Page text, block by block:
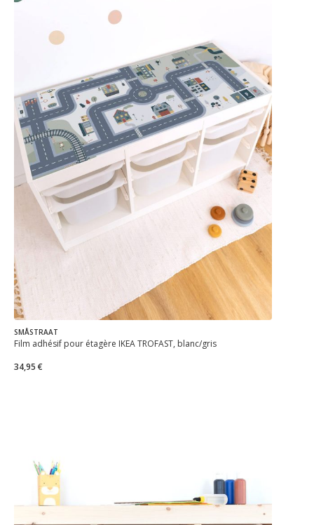
SMÅSTRAAT
Film adhésif pour étagère IKEA TROFAST, blanc/gris
34,95 €